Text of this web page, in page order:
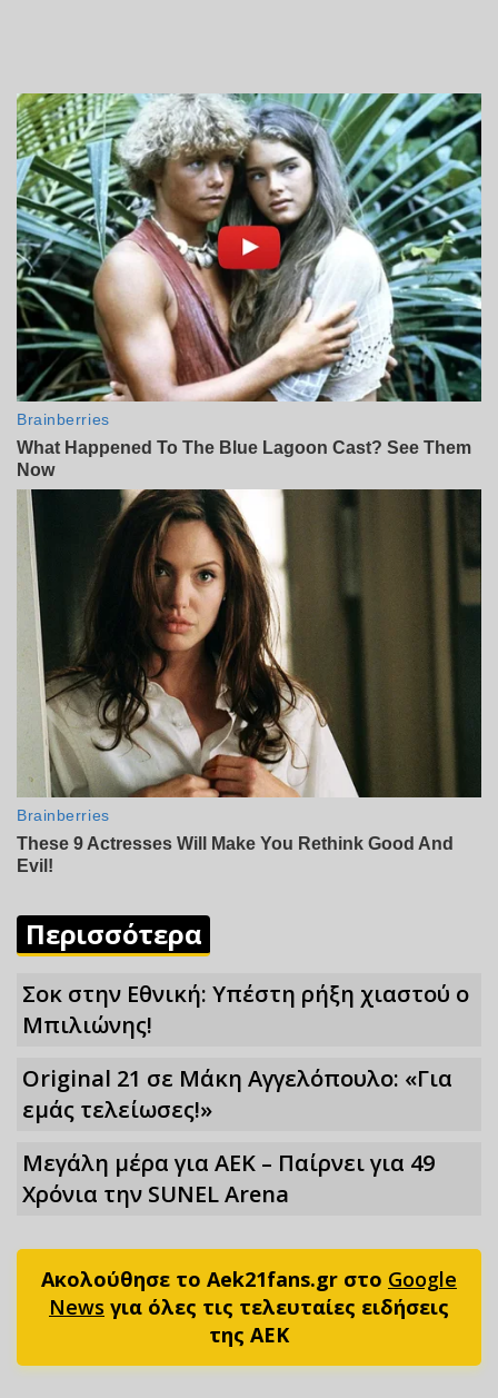
Περισσότερα
Σoκ στην Εθνική: Υπέστη ρήξη χιαστού ο
Μπιλιώνης!
Original 21 σε Μάκη Αγγελόπουλο: «Για
εμάς τελείωσες!»
Μεγάλη μέρα για ΑΕΚ – Παίρνει για 49
Xρόνια την SUNEL Arena
Ακολούθησε το Aek21fans.gr στο Google
News για όλες τις τελευταίες ειδήσεις
της ΑΕΚ